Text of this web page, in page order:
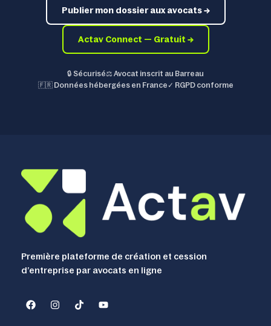
Publier mon dossier aux avocats →
Actav Connect — Gratuit →
🔒 Sécurisé⚖️ Avocat inscrit au Barreau
🇫🇷 Données hébergées en France ✓ RGPD conforme
Première plateforme de création et cession
d’entreprise par avocats en ligne